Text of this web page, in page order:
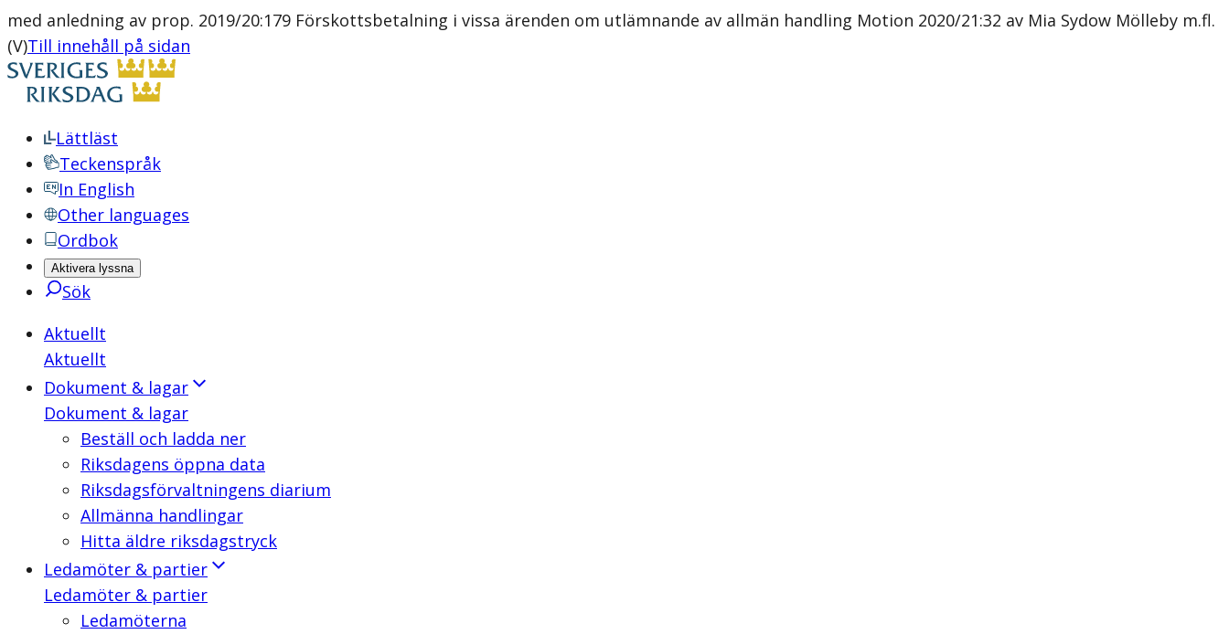
med anledning av prop. 2019/20:179 Förskottsbetalning i vissa ärenden om utlämnande av allmän handling Motion 2020/21:32 av Mia Sydow Mölleby m.fl.
(V)Till innehåll på sidan
Lättläst
Teckenspråk
In English
Other languages
Ordbok
Aktivera lyssna
Sök
Aktuellt
Aktuellt
Dokument & lagar
Dokument & lagar
Beställ och ladda ner
Riksdagens öppna data
Riksdagsförvaltningens diarium
Allmänna handlingar
Hitta äldre riksdagstryck
Ledamöter & partier
Ledamöter & partier
Ledamöterna